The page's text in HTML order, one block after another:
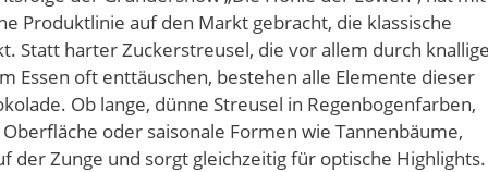
Produktlinie auf den Markt gebracht, die klassische
Statt harter Zuckerstreusel, die vor allem durch
Essen oft enttäuschen, bestehen alle Elemente dieser
Ob lange, dünne Streusel in Regenbogenfarben,
oder saisonale Formen wie Tannenbäume,
der Zunge und sorgt gleichzeitig für optische Highlights.